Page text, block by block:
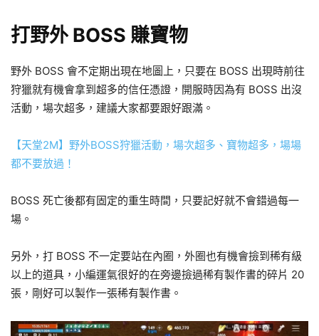
打野外 BOSS 賺寶物
野外 BOSS 會不定期出現在地圖上，只要在 BOSS 出現時前往
狩獵就有機會拿到超多的信任憑證，開服時因為有 BOSS 出沒
活動，場次超多，建議大家都要跟好跟滿。
【天堂2M】野外BOSS狩獵活動，場次超多、寶物超多，場場
都不要放過！
BOSS 死亡後都有固定的重生時間，只要記好就不會錯過每一
場。
另外，打 BOSS 不一定要站在內圈，外圈也有機會撿到稀有級
以上的道具，小編運氣很好的在旁邊撿過稀有製作書的碎片 20
張，剛好可以製作一張稀有製作書。